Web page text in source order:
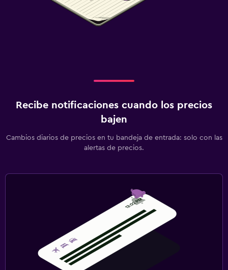
Recibe notificaciones cuando los precios
bajen
Cambios diarios de precios en tu bandeja de entrada: solo con las
alertas de precios.